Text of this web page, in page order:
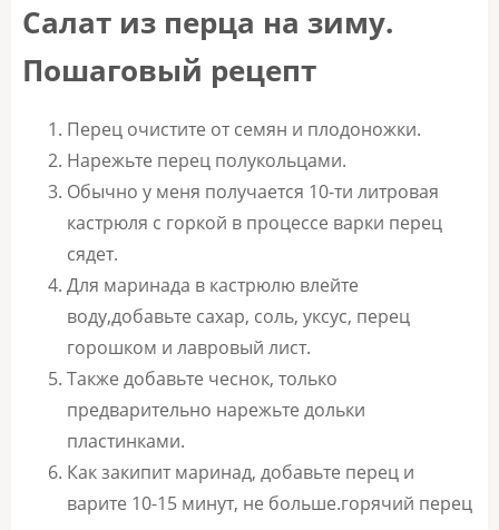
Салат из перца на зиму.
Пошаговый рецепт
Перец очистите от семян и плодоножки.
Нарежьте перец полукольцами.
Обычно у меня получается 10-ти литровая
кастрюля с горкой в процессе варки перец
сядет.
Для маринада в кастрюлю влейте
воду,добавьте сахар, соль, уксус, перец
горошком и лавровый лист.
Также добавьте чеснок, только
предварительно нарежьте дольки
пластинками.
Как закипит маринад, добавьте перец и
варите 10-15 минут, не больше.горячий перец